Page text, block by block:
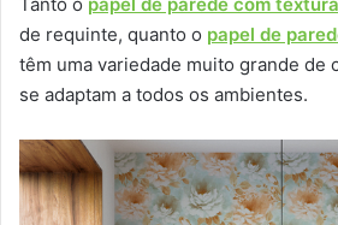
Tanto o papel de parede com textura
de requinte, quanto o papel de
têm uma variedade muito grande de
se adaptam a todos os ambientes.